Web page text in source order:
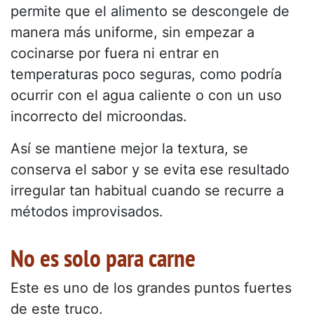
permite que el alimento se descongele de
manera más uniforme, sin empezar a
cocinarse por fuera ni entrar en
temperaturas poco seguras, como podría
ocurrir con el agua caliente o con un uso
incorrecto del microondas.
Así se mantiene mejor la textura, se
conserva el sabor y se evita ese resultado
irregular tan habitual cuando se recurre a
métodos improvisados.
No es solo para carne
Este es uno de los grandes puntos fuertes
de este truco.